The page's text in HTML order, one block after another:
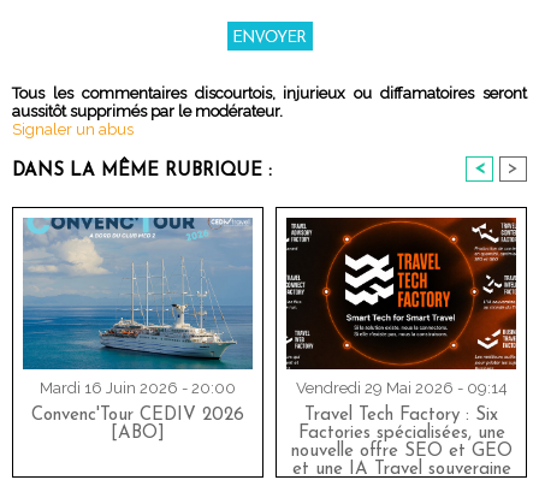
Tous les commentaires discourtois, injurieux ou diffamatoires seront
aussitôt supprimés par le modérateur.
Signaler un abus
DANS LA MÊME RUBRIQUE : < >
Mardi 16 Juin 2026 - 20:00
Convenc'Tour CEDIV 2026
[ABO]
Vendredi 29 Mai 2026 - 09:14
Travel Tech Factory : Six
Factories spécialisées, une
nouvelle offre SEO et GEO
et une IA Travel souveraine